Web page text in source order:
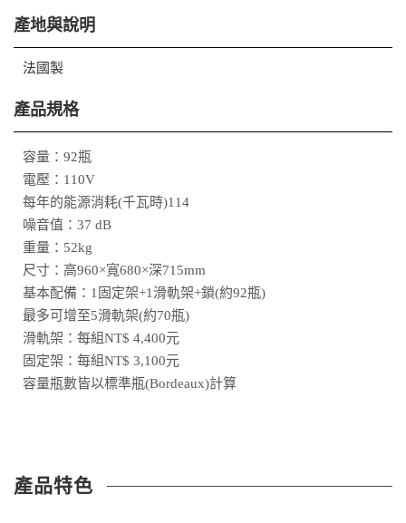
產地與說明
法國製
產品規格
容量：92瓶
電壓：110V
每年的能源消耗(千瓦時)114
噪音值：37 dB
重量：52kg
尺寸：高960×寬680×深715mm
基本配備：1固定架+1滑軌架+鎖(約92瓶)
最多可增至5滑軌架(約70瓶)
滑軌架：每組NT$ 4,400元
固定架：每組NT$ 3,100元
容量瓶數皆以標準瓶(Bordeaux)計算
產品特色